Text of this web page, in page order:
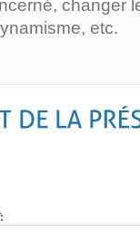
changer
etc.